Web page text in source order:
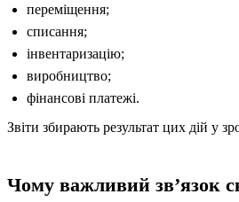
переміщення;
списання;
інвентаризацію;
виробництво;
фінансові платежі.
Звіти збирають результат цих дій у
Чому важливий звʼязок